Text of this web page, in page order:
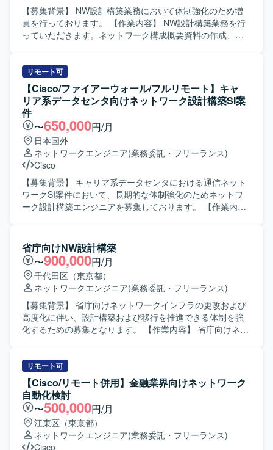
【募集背景】 NW設計構築業務において体制強化のため増
員を行っております。 【作業内容】 NW設計構築業務を行
っていただきます。ネットワーク構成概要資料の作成、物
の更新などを実施していただきます。プロパーメンバーと
隣席しながらプロジェクトを推進し、移転当日の対応にも
関与していただきます。設計構築完了後には運用業務へ参
画いただく可能性もございます。 【求める人物像】 プロパ
ーメンバーと協調してプロジェクトを進められるコミュニ
ケーション力をお持ちの方を求めております。ドキュメン
ト作成や構成管理などの細かな作業にも丁寧に取り組み、
主体的に業務改善に取り組んでいただける方が望ましいで
す。 【ポジションの魅力】 ネットワーク設計から構築、運
用まで一連の工程に関わることができ、Cisco機器を中心と
した実務経験を積むことができます。資料作成や構成管理
を通じてネットワーク全体像への理解が深まり、中長期的
Linux環境やExcel、PowerPoint、Visio、Confluenceなどの
ツールを用いて業務を行っていただきます。
リモート可
【Cisco/ファイアーウォール/フルリモート】キャ
リア系データセンタ向けネットワーク設計構築SI案
件
〜650,000円/月
日本国外
ネットワークエンジニア(業務委託・フリーランス)
Cisco
【募集背景】 キャリア系データセンタにおける通信ネット
ワークSI案件において、長期的な体制強化のためネットワ
ーク設計構築エンジニアを募集しております。 【作業内
は以下を想定しております。 ・ネットワークの詳細設計
（物理設計、論理設計） ・パラメータ設計 ・各種設定・構
成に関する手順書作成 ・商用切替などの商用作業対応 ・デ
ータセンタにおける初期設定作業（必要に応じてACI関連作
業を現地で実施する場合があります） 【求める人物像】 ・
中長期で安定して参画いただける方 ・ネットワーク技術の
キャッチアップに前向きに取り組める方 ・手順書作成など
ドキュメント作業も丁寧に対応いただける方 ・関係者とコ
ネットワークに関わることで、大規模なネットワーク設計
構築の経験を積むことができます。 ・Cisco NexusやACI、
ロードバランサ、ファイアウォール等を活用した高度なネ
ットワーク技術に携わることができます。 ・長期想定のた
め、腰を据えてスキルアップしながら参画いただけます。
【開発環境】 ・ネットワーク機器：Cisco Nexusシリー
ズ、Cisco ACI、A10、F5 など ・ドキュメント：各種設計
省庁向けNW設計構築
〜900,000円/月
千代田区（東京都）
ネットワークエンジニア(業務委託・フリーランス)
【募集背景】 省庁向けネットワークインフラの更改および
高度化に伴い、設計構築および移行を推進できる体制を強
化するための募集となります。 【作業内容】 省庁向けネッ
から基本設計・詳細設計、構築、検証、移行計画立案、移
行リハーサル、本番移行支援まで一連の工程を主体的に推
進していただきます。 また、業務システムや基幹システム
との接続・影響範囲を踏まえたネットワーク設計や移行方
針の検討、関係部署との調整も行っていただきます。 【求
める人物像】 関係者とのコミュニケーションを円滑に行い
ながら、主体的に課題を整理し解決に向けて推進できる方
リモート可
【Cisco/リモート併用】金融業界向けネットワーク
自動化検討
〜500,000円/月
江東区（東京都）
ネットワークエンジニア(業務委託・フリーランス)
Cisco